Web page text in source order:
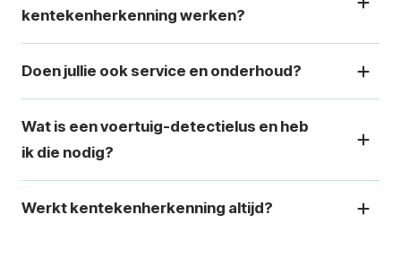
kentekenherkenning werken?
Doen jullie ook service en onderhoud?
Wat is een voertuig-detectielus en heb
ik die nodig?
Werkt kentekenherkenning altijd?